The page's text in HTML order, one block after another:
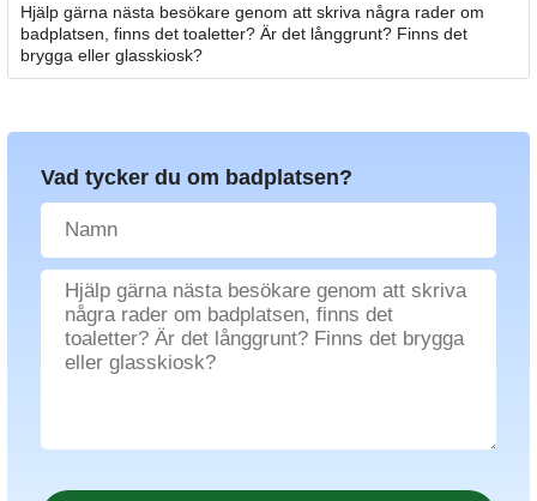
Hjälp gärna nästa besökare genom att skriva några rader om
badplatsen, finns det toaletter? Är det långgrunt? Finns det
brygga eller glasskiosk?
Vad tycker du om badplatsen?